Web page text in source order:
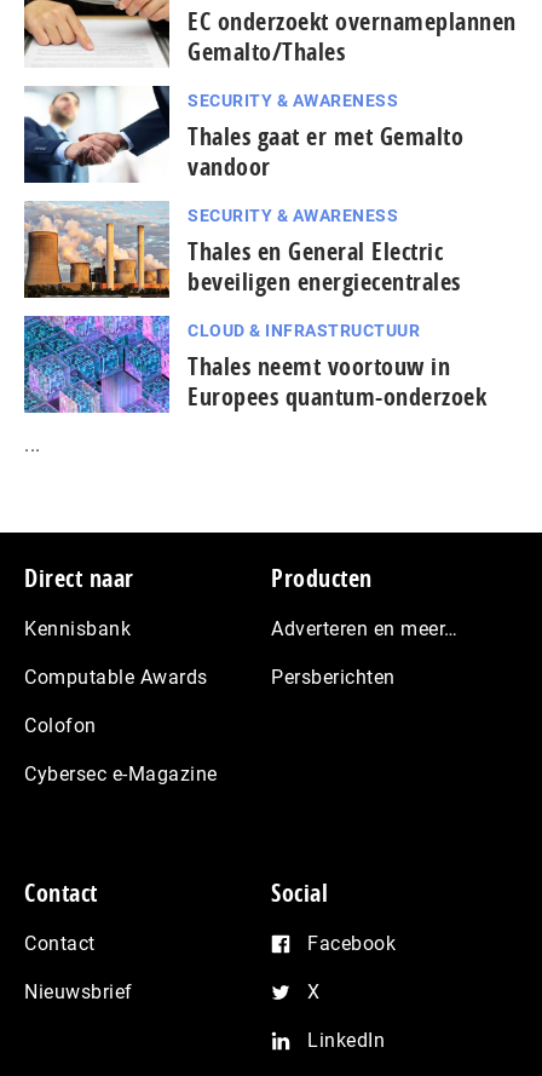
EC onderzoekt overnameplannen
Gemalto/Thales
SECURITY & AWARENESS
Thales gaat er met Gemalto
vandoor
SECURITY & AWARENESS
Thales en General Electric
beveiligen energiecentrales
CLOUD & INFRASTRUCTUUR
Thales neemt voortouw in
Europees quantum-onderzoek
...
Footer
Direct naar
Kennisbank
Computable Awards
Colofon
Cybersec e-Magazine
Producten
Adverteren en meer…
Persberichten
Contact
Contact
Nieuwsbrief
Social
Facebook
X
LinkedIn